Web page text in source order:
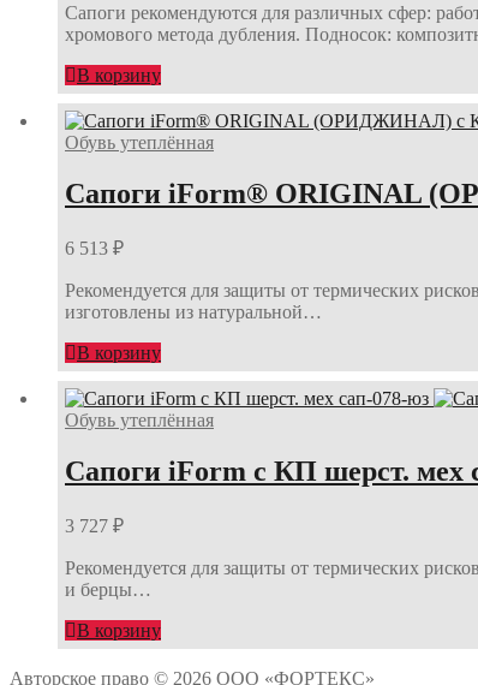
Сапоги рекомендуются для различных сфер:
хромового метода дубления. Подносок:
В корзину
Обувь утеплённая
Сапоги iForm® ORIGINAL
6 513 ₽
Рекомендуется для защиты от термических
изготовлены из натуральной…
В корзину
Обувь утеплённая
Сапоги iForm с КП шерст. мех
3 727 ₽
Рекомендуется для защиты от термических
и берцы…
В корзину
Авторское право © 2026 ООО «ФОРТЕКС»